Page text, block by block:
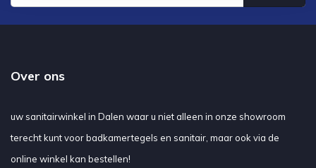
Over ons
uw sanitairwinkel in Dalen waar u niet alleen in onze showroom
terecht kunt voor badkamertegels en sanitair, maar ook via de
online winkel kan bestellen!